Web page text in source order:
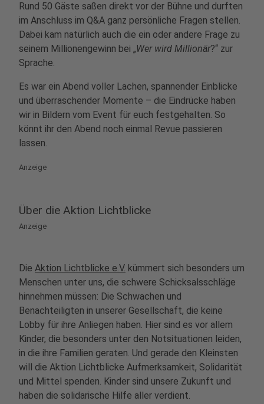
Rund 50 Gäste saßen direkt vor der Bühne und durften
im Anschluss im Q&A ganz persönliche Fragen stellen.
Dabei kam natürlich auch die ein oder andere Frage zu
seinem Millionengewinn bei „Wer wird Millionär?“ zur
Sprache.
Es war ein Abend voller Lachen, spannender Einblicke
und überraschender Momente – die Eindrücke haben
wir in Bildern vom Event für euch festgehalten. So
könnt ihr den Abend noch einmal Revue passieren
lassen.
Anzeige
Über die Aktion Lichtblicke
Anzeige
Die Aktion Lichtblicke e.V. kümmert sich besonders um
Menschen unter uns, die schwere Schicksalsschläge
hinnehmen müssen: Die Schwachen und
Benachteiligten in unserer Gesellschaft, die keine
Lobby für ihre Anliegen haben. Hier sind es vor allem
Kinder, die besonders unter den Notsituationen leiden,
in die ihre Familien geraten. Und gerade den Kleinsten
will die Aktion Lichtblicke Aufmerksamkeit, Solidarität
und Mittel spenden. Kinder sind unsere Zukunft und
haben die solidarische Hilfe aller verdient.